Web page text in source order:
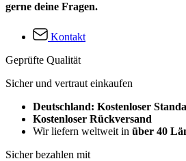
gerne deine Fragen.
Kontakt
Geprüfte Qualität
Sicher und vertraut einkaufen
Deutschland: Kostenloser
Kostenloser Rückversand
Wir liefern weltweit in über 40
Sicher bezahlen mit